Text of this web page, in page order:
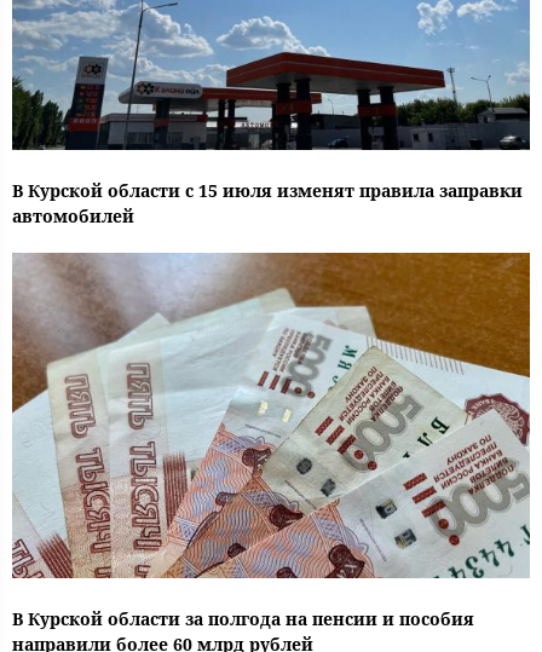
В Курской области с 15 июля изменят правила заправки
автомобилей
В Курской области за полгода на пенсии и пособия
направили более 60 млрд рублей